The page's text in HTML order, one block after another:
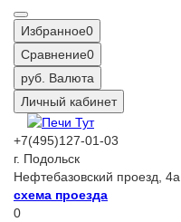
Избранное0
Сравнение0
руб. Валюта
Личный кабинет
+7(495)127-01-03
г. Подольск
Нефтебазовский проезд, 4а
схема проезда
0